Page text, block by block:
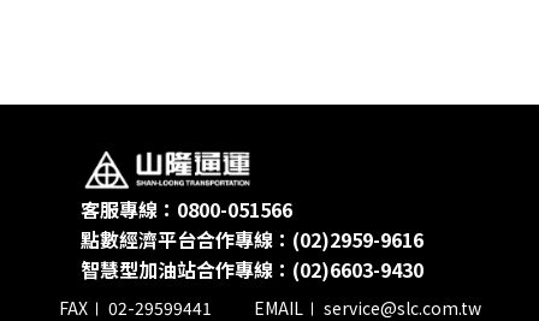
供應商查詢
貨態查詢
客服專線：0800-051566
點數經濟平台合作專線：(02)2959-9616
智慧型加油站合作專線：(02)6603-9430
FAX 02-29599441 EMAIL
service@slc.com.tw